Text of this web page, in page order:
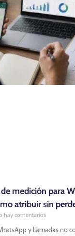
medición para
atribuir sin
hay comentarios
y llamadas no